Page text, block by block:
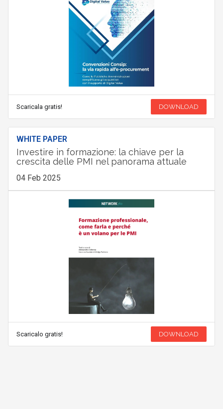
Scaricala gratis! DOWNLOAD
WHITE PAPER
Investire in formazione: la chiave per la
crescita delle PMI nel panorama attuale
04 Feb 2025
Scaricalo gratis! DOWNLOAD